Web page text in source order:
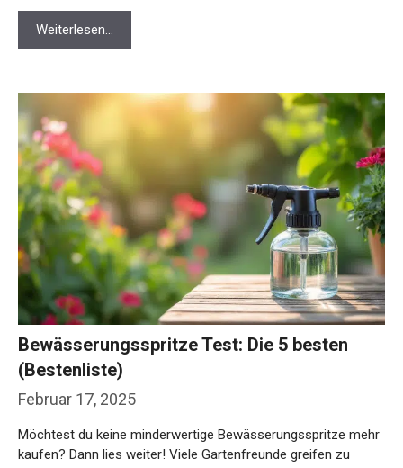
Weiterlesen…
Februar 17, 2025
Bewässerungsspritze Test: Die 5 besten
(Bestenliste)
Möchtest du keine minderwertige Bewässerungsspritze mehr
kaufen? Dann lies weiter! Viele Gartenfreunde greifen zu